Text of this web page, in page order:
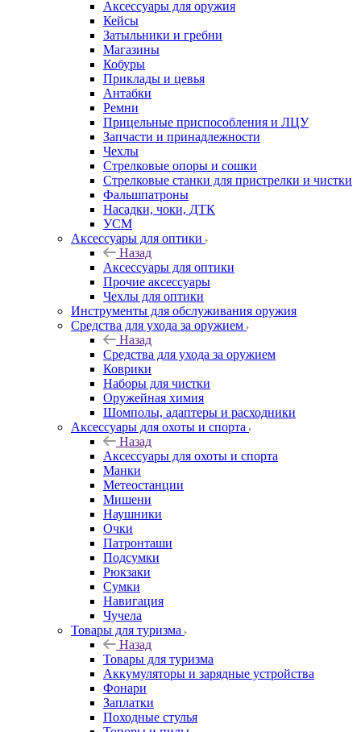
Аксессуары для оружия
Кейсы
Затыльники и гребни
Магазины
Кобуры
Приклады и цевья
Антабки
Ремни
Прицельные приспособления и ЛЦУ
Запчасти и принадлежности
Чехлы
Стрелковые опоры и сошки
Стрелковые станки для пристрелки и чистки
Фальшпатроны
Насадки, чоки, ДТК
УСМ
Аксессуары для оптики
Назад
Аксессуары для оптики
Прочие аксессуары
Чехлы для оптики
Инструменты для обслуживания оружия
Средства для ухода за оружием
Назад
Средства для ухода за оружием
Коврики
Наборы для чистки
Оружейная химия
Шомполы, адаптеры и расходники
Аксессуары для охоты и спорта
Назад
Аксессуары для охоты и спорта
Манки
Метеостанции
Мишени
Наушники
Очки
Патронташи
Подсумки
Рюкзаки
Сумки
Навигация
Чучела
Товары для туризма
Назад
Товары для туризма
Аккумуляторы и зарядные устройства
Фонари
Заплатки
Походные стулья